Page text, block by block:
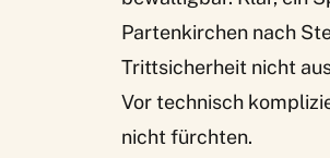
Partenkirchen nach
Trittsicherheit nicht
Vor technisch
nicht fürchten.